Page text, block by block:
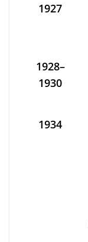
1927
1928–
1930
1934